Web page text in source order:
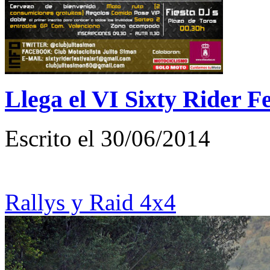
Llega el VI Sixty Rider
Escrito el 30/06/2014
Rallys y Raid 4x4